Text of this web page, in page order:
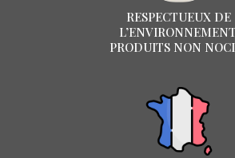
RESPECTUEUX DE
PRODUITS NON